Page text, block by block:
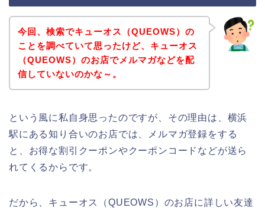
今回、検索でキューオス（QUEOWS）の
ことを調べていて思ったけど、キューオス
（QUEOWS）のお店でメルマガなどを配
信していないのかな～。
という風に私自身思ったのですが、その理由は、横浜
駅にある知り合いのお店では、メルマガ登録をする
と、お得な割引クーポンやクーポンコードなどが送ら
れてくるからです。
だから、キューオス（QUEOWS）のお店に詳しい友達